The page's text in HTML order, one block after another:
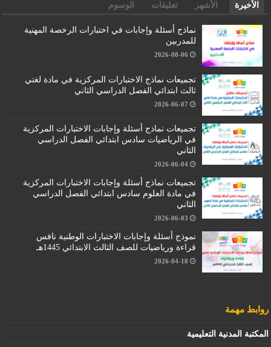
الأخيرة الأشهر تعليقات الوسوم
نماذج أسئلة وإجابات في اختبارات الرخصة المهنية
للمدربين
2026-08-06
تجميعات نماذج الاختبارات المركزية في مادة لغتي
ثالث ابتدائي الفصل الدراسي الثاني
2026-06-07
تجميعات نماذج أسئلة وإجابات الاختبارات المركزية
في الرياضيات سادس ابتدائي الفصل الدراسي
الثاني
2026-06-04
تجميعات نماذج أسئلة وإجابات الاختبارات المركزية
في مادة العلوم سادس ابتدائي الفصل الدراسي
الثاني
2026-06-03
نموذج أسئلة وإجابات الاختبارات الوطنية نافس
قراءة ورياضيات للصف الثالث الابتدائي 1445هـ
2026-04-18
روابط مهمة
المكتبة المدنية التعليمية